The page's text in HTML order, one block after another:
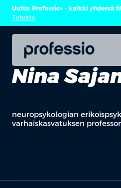
Uutta: Professio+ – kaikki yhdessä
Tutustu
Nina
neuropsykologian
varhaiskasvatuksen